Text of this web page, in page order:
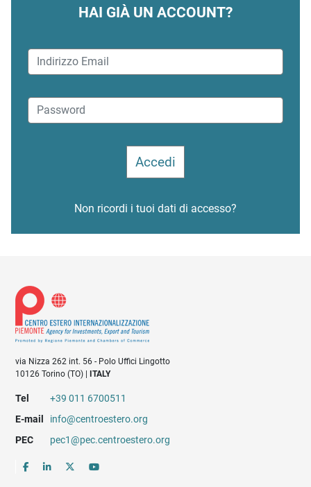
HAI GIÀ UN ACCOUNT?
Non ricordi i tuoi dati di accesso?
via Nizza 262 int. 56 - Polo Uffici Lingotto
10126 Torino (TO) |ITALY
Tel
+39 011 6700511
E-mail
info@centroestero.org
PEC
pec1@pec.centroestero.org